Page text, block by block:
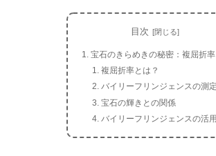
目次
宝石のきらめきの秘密：複屈折率
複屈折率とは？
バイリーフリンジェンスの測定
宝石の輝きとの関係
バイリーフリンジェンスの活